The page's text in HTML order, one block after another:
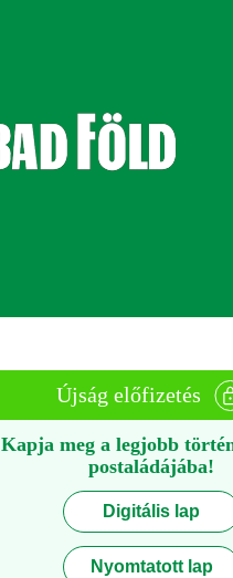
Újság előfizetés
Kapja meg a legjobb
postaládájába!
Digitális lap
Nyomtatott lap